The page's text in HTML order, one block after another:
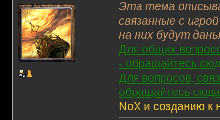
Эта тема
связанные с
на них будут
Для общих
- обращайтесь
Для вопросов,
обращайтесь
NoX и созданию к